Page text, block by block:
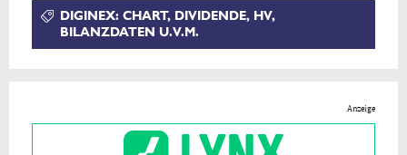
DIGINEX: CHART, DIVIDENDE, HV,
BILANZDATEN U.V.M.
Anzeige